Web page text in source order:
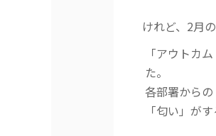
けれど、2月
「アウトカ
た。
各部署から
「匂い」が